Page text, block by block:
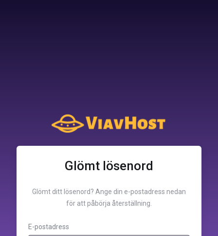
Glömt lösenord
Glömt ditt lösenord? Ange din e-postadress nedan
för att påbörja återställning.
E-postadress